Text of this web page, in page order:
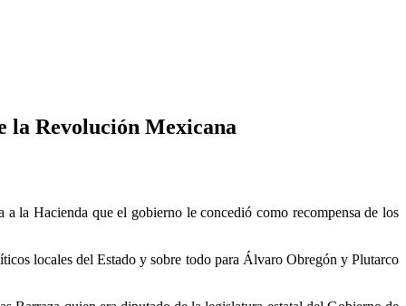
la Revolución Mexicana
la Hacienda que el gobierno le concedió como recompensa de los
locales del Estado y sobre todo para Álvaro Obregón y Plutarco